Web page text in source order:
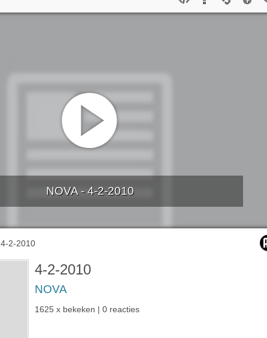
NOVA - 4-2-2010
4-2-2010
4-2-2010
NOVA
1625 x bekeken | 0 reacties